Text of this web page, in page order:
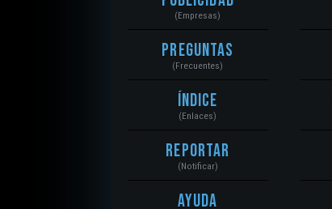
(Empresas)
Preguntas
(Frecuentes)
Índice
(Enlaces)
Reportar
(Notificar)
Ayuda